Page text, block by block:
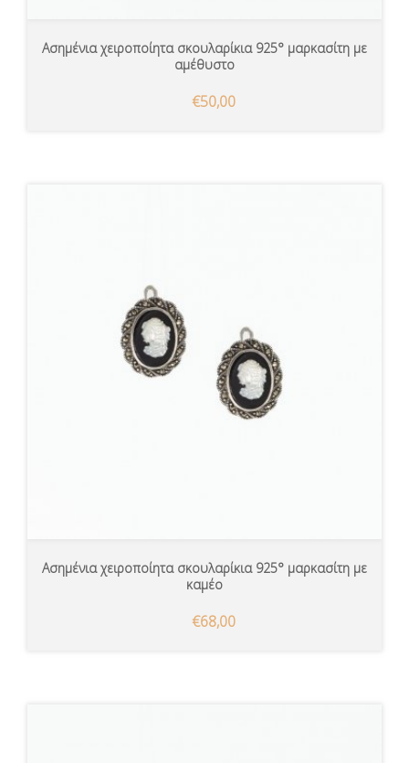
Ασημένια χειροποίητα σκουλαρίκια 925° μαρκασίτη με
αμέθυστο
€50,00
Ασημένια χειροποίητα σκουλαρίκια 925° μαρκασίτη με
καμέο
€68,00